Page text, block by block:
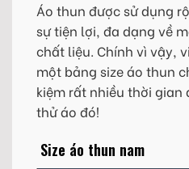
Áo thun được sử dụng
sự tiện lợi, đa dạng về
chất liệu. Chính vì vậy,
một bảng size áo thun
kiệm rất nhiều thời gian
thử áo đó!
Size áo thun nam